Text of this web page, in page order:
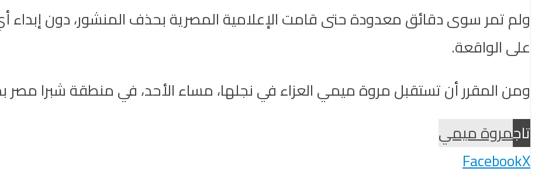
ولم تمر سوى دقائق معدودة حتى قامت الإعلامية المصرية بحذف المنشور، دون
على الواقعة.
ومن المقرر أن تستقبل مروة ميمي العزاء في نجلها، مساء الأحد، في منطقة شبرا مصر
تاجمروة ميمي
FacebookX